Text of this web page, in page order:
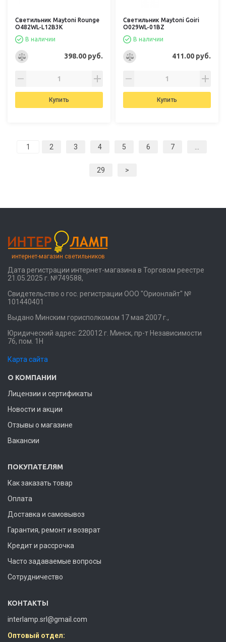
Светильник Maytoni Rounge
O482WL-L12B3K
В наличии
398.00 руб.
Купить
Светильник Maytoni Goiri
O029WL-01BZ
В наличии
411.00 руб.
Купить
2 3 4 5 6 7
29 >
интернет-магазин светильников
Дата регистрации интернет-магазина в Торговом реестре
21.05.2025 г. №749588,
Свидетельство о гос. регистрации ООО "Орионлайт" №
101440401
Выдано Минским горисполкомом 17 мая 2007 г.,
Юридический адрес: 220012 г. Минск, пр-т Независимости
76, пом. 1Н
Карта сайта
О КОМПАНИИ
Лицензии и сертификаты
Новости и акции
Отзывы о магазине
Вакансии
ПОКУПАТЕЛЯМ
Как заказать товар
Оплата
Доставка и самовывоз
Гарантия, ремонт и возврат
Кредит и рассрочка
Часто задаваемые вопросы
Сотрудничество
КОНТАКТЫ
interlamp.srl@gmail.com
Оптовый отдел: